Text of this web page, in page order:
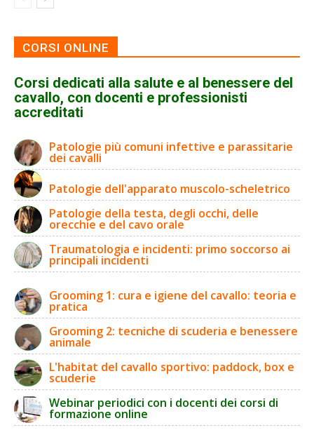
CORSI ONLINE
Corsi dedicati alla salute e al benessere del
cavallo, con docenti e professionisti
accreditati
Patologie più comuni infettive e parassitarie
dei cavalli
Patologie dell'apparato muscolo-scheletrico
Patologie della testa, degli occhi, delle
orecchie e del cavo orale
Traumatologia e incidenti: primo soccorso ai
principali incidenti
Grooming 1: cura e igiene del cavallo: teoria e
pratica
Grooming 2: tecniche di scuderia e benessere
animale
L'habitat del cavallo sportivo: paddock, box e
scuderie
Webinar periodici con i docenti dei corsi di
formazione online